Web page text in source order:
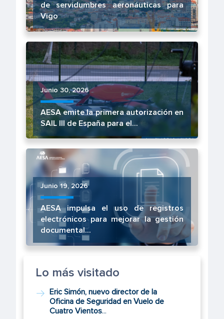
de servidumbres aeronáuticas para
Vigo
Junio 30, 2026
AESA emite la primera autorización en
SAIL III de España para el...
Junio 19, 2026
AESA impulsa el uso de registros
electrónicos para mejorar la gestión
documental...
Lo más visitado
Eric Simón, nuevo director de la
Oficina de Seguridad en Vuelo de
Cuatro Vientos...